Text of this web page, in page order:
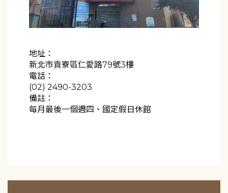
地址：
新北市貢寮區仁愛路79號3樓
電話：
(02) 2490-3203
備註：
每月最後一個週四、國定假日休館